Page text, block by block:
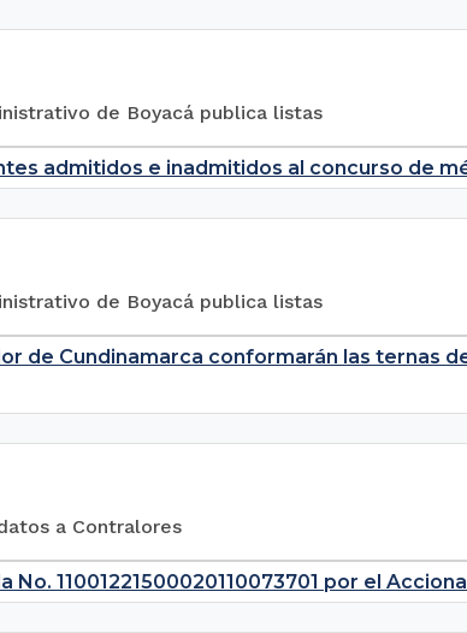
de Boyacá publica listas
admitidos e inadmitidos al concurso de
de Boyacá publica listas
de Cundinamarca conformarán las ternas
a Contralores
No. 11001221500020110073701 por el